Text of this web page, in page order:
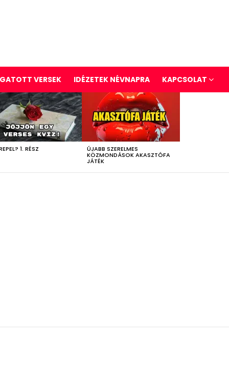
VERSEK IDÉZETEK NÉVNAPRA KAPCSOLAT
1. RÉSZ ÚJABB SZERELMES
KÖZMONDÁSOK AKASZTÓFA
JÁTÉK